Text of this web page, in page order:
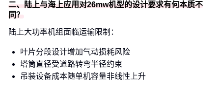
二、陆上与海上应用对26mw机型的设计要求有何本质不
同？
陆上大功率机组面临运输限制：
叶片分段设计增加气动损耗风险
塔筒直径受道路转弯半径约束
吊装设备成本随单机容量非线性上升